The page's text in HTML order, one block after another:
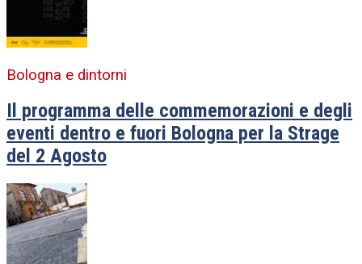
Bologna e dintorni
Il programma delle commemorazioni e degli
eventi dentro e fuori Bologna per la Strage
del 2 Agosto